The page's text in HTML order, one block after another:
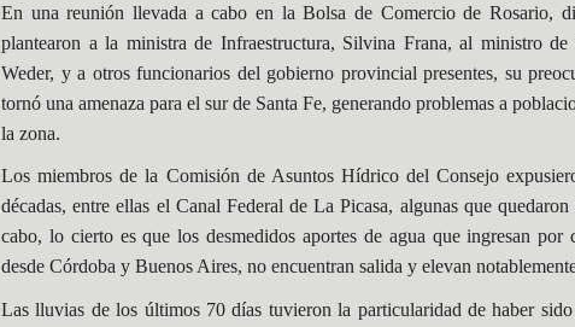
En una reunión llevada a cabo en la Bolsa de Comercio de Rosario,
plantearon a la ministra de Infraestructura, Silvina Frana, al ministro
Weder, y a otros funcionarios del gobierno provincial presentes, su
tornó una amenaza para el sur de Santa Fe, generando problemas a
la zona.
Los miembros de la Comisión de Asuntos Hídrico del Consejo
décadas, entre ellas el Canal Federal de La Picasa, algunas que
cabo, lo cierto es que los desmedidos aportes de agua que ingresan
desde Córdoba y Buenos Aires, no encuentran salida y elevan
Las lluvias de los últimos 70 días tuvieron la particularidad de haber